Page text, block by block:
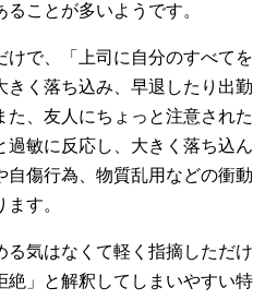
ることが多いようです。
けで、「上司に自分のすべてを
きく落ち込み、早退したり出勤
、友人にちょっと注意された
過敏に反応し、大きく落ち込ん
自傷行為、物質乱用などの衝動
す。
る気はなくて軽く指摘しただけ
絶」と解釈してしまいやすい特